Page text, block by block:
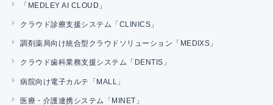
「MEDLEY AI CLOUD」
クラウド診療支援システム「CLINICS」
調剤薬局向け統合型クラウドソリューション「MEDIXS」
クラウド歯科業務支援システム「DENTIS」
病院向け電子カルテ「MALL」
医療・介護連携システム「MINET」